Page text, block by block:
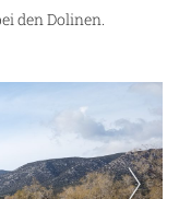
den Dolinen.